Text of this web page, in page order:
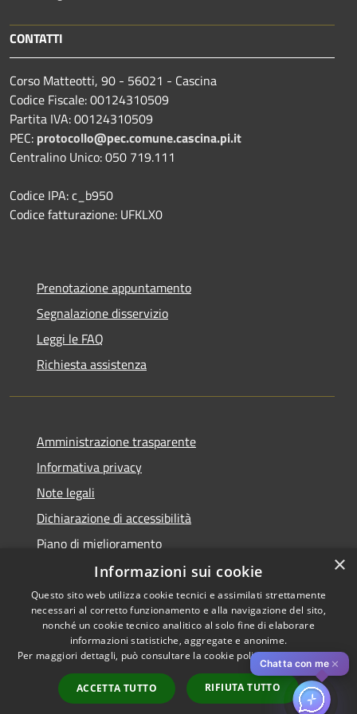
CONTATTI
Corso Matteotti, 90 - 56021 - Cascina
Codice Fiscale: 00124310509
Partita IVA: 00124310509
PEC: protocollo@pec.comune.cascina.pi.it
Centralino Unico: 050 719.111
Codice IPA: c_b950
Codice fatturazione: UFKLX0
Prenotazione appuntamento
Segnalazione disservizio
Leggi le FAQ
Richiesta assistenza
Amministrazione trasparente
Informativa privacy
Note legali
Dichiarazione di accessibilità
Piano di miglioramento
Accessibilità
Privacy
Mappa del sito
Copyright © 2026 • Comune di
Cascina • Powered by
Municipium•Accesso
redazione
Chatta con me ✕
×
Informazioni sui cookie
Questo sito web utilizza cookie tecnici e assimilati strettamente
necessari al corretto funzionamento e alla navigazione del sito,
nonché un cookie tecnico analitico al solo fine di elaborare
informazioni statistiche, aggregate e anonime.
Per maggiori dettagli, può consultare la cookie policy al seguentelink
ACCETTA TUTTO RIFIUTA TUTTO